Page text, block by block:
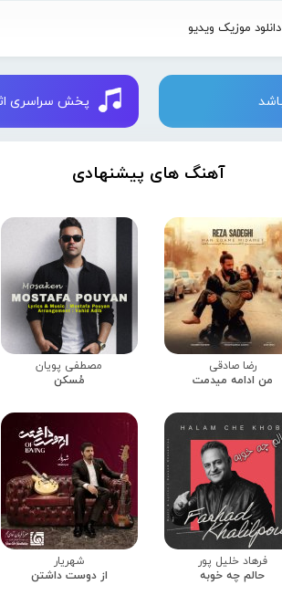
دانلود موزیک ویدیو
پخش سراسری اثر
آهنگ های پیشنهادی
رضا صادقی
من ادامه میدمت
مصطفی پویان
مُسکن
فرهاد خلیل پور
حالم چه خوبه
شهریار
از دوست داشتن